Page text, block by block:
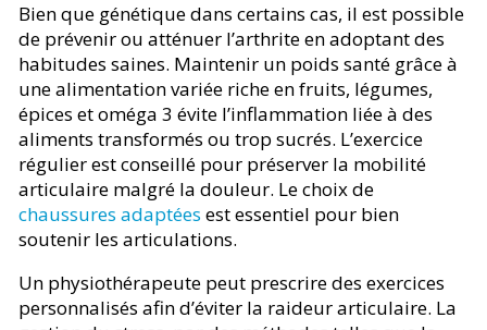
Bien que génétique dans certains cas, il est possible
de prévenir ou atténuer l’arthrite en adoptant des
habitudes saines. Maintenir un poids santé grâce à
une alimentation variée riche en fruits, légumes,
épices et oméga 3 évite l’inflammation liée à des
aliments transformés ou trop sucrés. L’exercice
régulier est conseillé pour préserver la mobilité
articulaire malgré la douleur. Le choix de
chaussures adaptées est essentiel pour bien
soutenir les articulations.
Un physiothérapeute peut prescrire des exercices
personnalisés afin d’éviter la raideur articulaire. La